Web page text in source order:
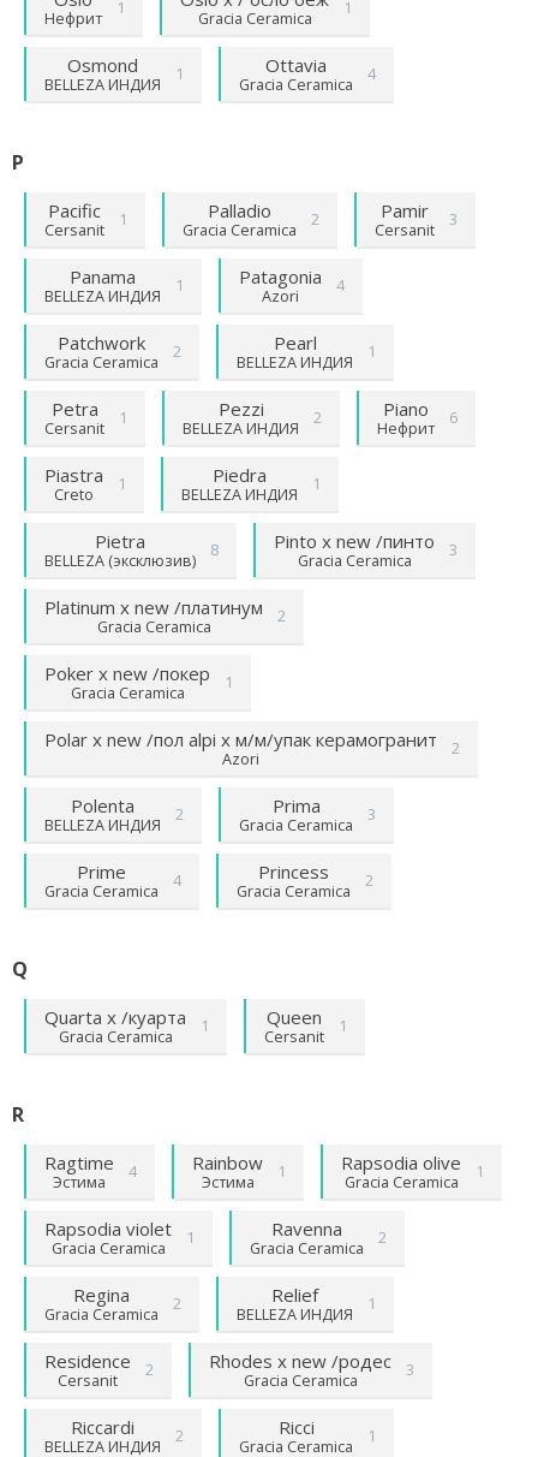
Нефрит
1
Gracia Ceramica
1
Osmond
BELLEZA ИНДИЯ
1 Ottavia
Gracia Ceramica
4
P
Pacific
Cersanit
1 Palladio
Gracia Ceramica
2 Pamir
Cersanit
3
Panama
BELLEZA ИНДИЯ
1 Patagonia
Azori
4
Patchwork
Gracia Ceramica
2 Pearl
BELLEZA ИНДИЯ
1
Petra
Cersanit
1 Pezzi
BELLEZA ИНДИЯ
2 Piano
Нефрит
6
Piastra
Creto
1 Piedra
BELLEZA ИНДИЯ
1
Pietra
BELLEZA (эксклюзив)
8 Pinto х new /пинто
Gracia Ceramica
3
Platinum х new /платинум
Gracia Ceramica
2
Poker х new /покер
Gracia Ceramica
1
Polar х new /пол alpi х м/м/упак керамогранит
Azori
2
Polenta
BELLEZA ИНДИЯ
2 Prima
Gracia Ceramica
3
Prime
Gracia Ceramica
4 Princess
Gracia Ceramica
2
Q
Quarta х /куарта
Gracia Ceramica
1 Queen
Cersanit
1
R
Ragtime
Эстима
4 Rainbow
Эстима
1 Rapsodia olive
Gracia Ceramica
1
Rapsodia violet
Gracia Ceramica
1 Ravenna
Gracia Ceramica
2
Regina
Gracia Ceramica
2 Relief
BELLEZA ИНДИЯ
1
Residence
Cersanit
2 Rhodes х new /родес
Gracia Ceramica
3
Riccardi
BELLEZA ИНДИЯ
2 Ricci
Gracia Ceramica
1